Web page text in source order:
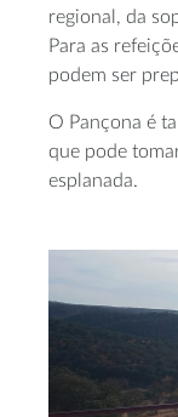
regional, da
Para as
podem ser
O Pançona é
que pode
esplanada.